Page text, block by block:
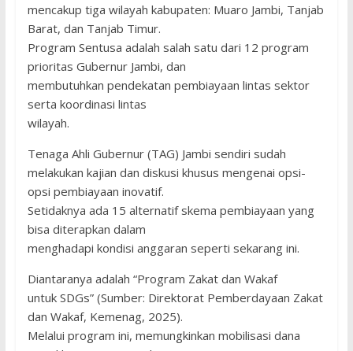
mencakup tiga wilayah kabupaten: Muaro Jambi, Tanjab
Barat, dan Tanjab Timur.
Program Sentusa adalah salah satu dari 12 program
prioritas Gubernur Jambi, dan
membutuhkan pendekatan pembiayaan lintas sektor
serta koordinasi lintas
wilayah.
Tenaga Ahli Gubernur (TAG) Jambi sendiri sudah
melakukan kajian dan diskusi khusus mengenai opsi-
opsi pembiayaan inovatif.
Setidaknya ada 15 alternatif skema pembiayaan yang
bisa diterapkan dalam
menghadapi kondisi anggaran seperti sekarang ini.
Diantaranya adalah “Program Zakat dan Wakaf
untuk SDGs” (Sumber: Direktorat Pemberdayaan Zakat
dan Wakaf, Kemenag, 2025).
Melalui program ini, memungkinkan mobilisasi dana